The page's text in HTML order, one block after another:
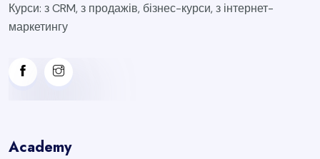
Курси: з CRM, з продажів, бізнес-курси, з інтернет-
маркетингу
Academy